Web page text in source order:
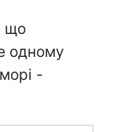
що
одному
-